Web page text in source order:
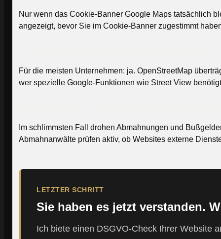
Nur wenn das Cookie-Banner Google Maps tatsächlich
angezeigt, bevor Sie im Cookie-Banner zugestimmt
Für die meisten Unternehmen: ja. OpenStreetMap
wer spezielle Google-Funktionen wie Street View
Im schlimmsten Fall drohen Abmahnungen und
Abmahnanwälte prüfen aktiv, ob Websites externe
LETZTER SCHRITT
Sie haben es jetzt verstanden.
Ich biete einen DSGVO-Check Ihrer Website